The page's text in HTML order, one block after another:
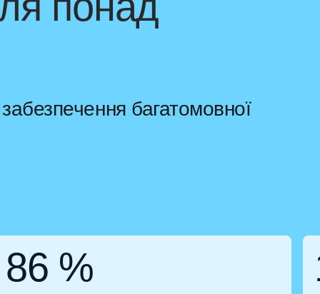
багатомовної
86 %